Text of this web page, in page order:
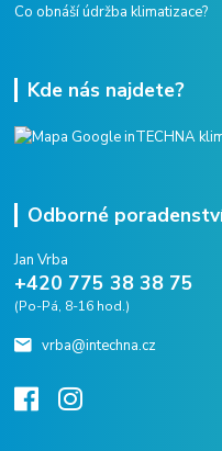
Co obnáší údržba klimatizace?
Kde nás najdete?
Odborné
Jan Vrba
+420 775 38 38 75
(Po-Pá, 8-16 hod.)
vrba@intechna.cz